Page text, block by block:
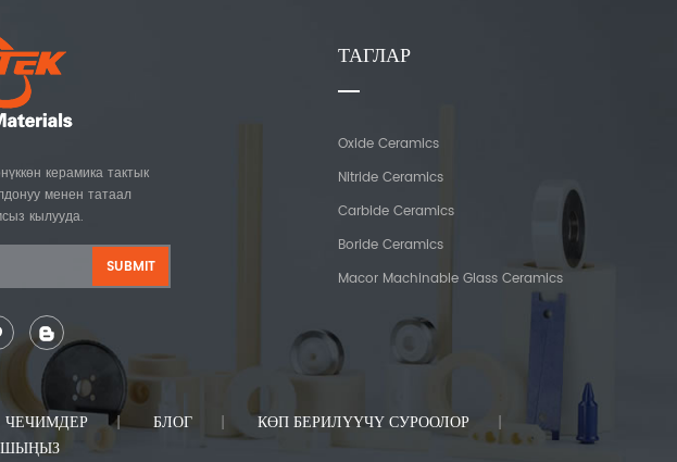
керамика тактык
менен татаал
кылууда.
ТАГЛАР
Oxide Ceramics
Nitride Ceramics
Carbide Ceramics
Boride Ceramics
Macor Machinable Glass Ceramics
ЧЕЧИМДЕР БЛОГ
КӨП БЕРИЛҮҮЧҮ СУРООЛОР